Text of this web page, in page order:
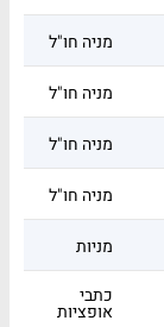
מניה חו"ל
מניה חו"ל
מניה חו"ל
מניה חו"ל
מניות
כתבי
אופציות